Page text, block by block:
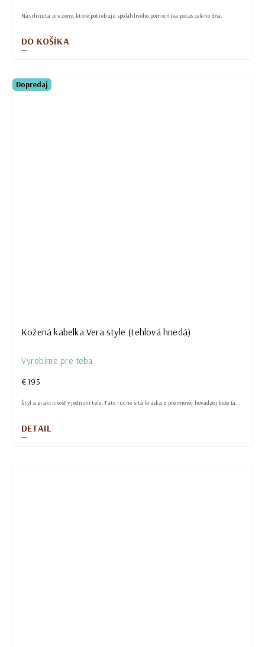
DO KOŠÍKA
Navrhnutá pre ženy, ktoré potrebujú spoľahlivého pomocníka počas celého dňa.
Dopredaj
Kožená kabelka Vera style (tehlová hnedá)
Vyrobíme pre teba
€195
DETAIL
Štýl a praktickosť v jednom tele. Táto ručne šitá kráska z prémiovej hovädzej kože ťa...